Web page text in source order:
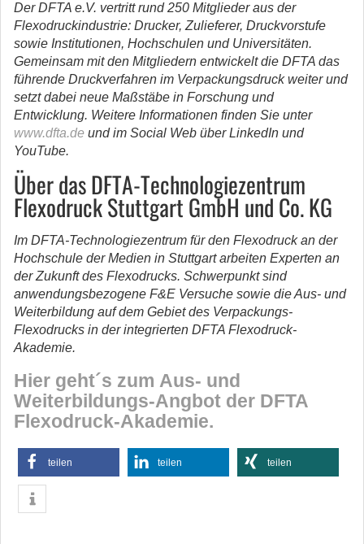
Der DFTA e.V. vertritt rund 250 Mitglieder aus der
Flexodruckindustrie: Drucker, Zulieferer, Druckvorstufe
sowie Institutionen, Hochschulen und Universitäten.
Gemeinsam mit den Mitgliedern entwickelt die DFTA das
führende Druckverfahren im Verpackungsdruck weiter und
setzt dabei neue Maßstäbe in Forschung und
Entwicklung. Weitere Informationen finden Sie unter
www.dfta.de und im Social Web über LinkedIn und
YouTube.
Über das DFTA-Technologiezentrum
Flexodruck Stuttgart GmbH und Co. KG
Im DFTA‐Technologiezentrum für den Flexodruck an der
Hochschule der Medien in Stuttgart arbeiten Experten an
der Zukunft des Flexodrucks. Schwerpunkt sind
anwendungsbezogene F&E Versuche sowie die Aus‐ und
Weiterbildung auf dem Gebiet des Verpackungs‐
Flexodrucks in der integrierten DFTA Flexodruck-
Akademie.
Hier geht´s zum Aus‐ und
Weiterbildungs-Angbot der DFTA
Flexodruck-Akademie.
teilen teilen teilen